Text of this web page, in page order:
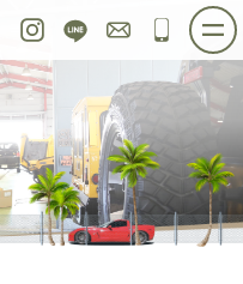
Instagram
LINE お問い合わせ
048-
ご購入プラン
買取＆オーダー
会社概要
公式ブログ